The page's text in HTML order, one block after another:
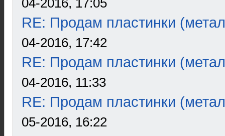
04-2016, 17:05
RE: Продам пластинки
04-2016, 17:42
RE: Продам пластинки
04-2016, 11:33
RE: Продам пластинки
05-2016, 16:22